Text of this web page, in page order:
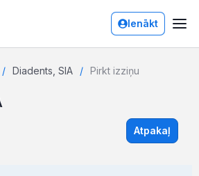
Ienākt
Diadents, SIA Pirkt izziņu
Atpakaļ